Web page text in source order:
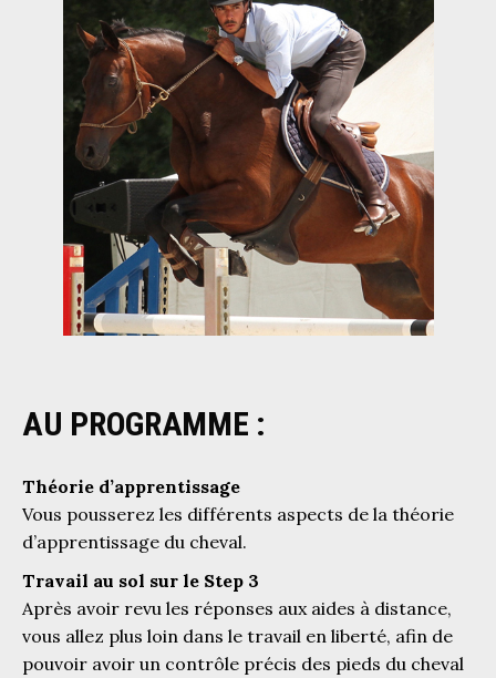
AU PROGRAMME :
Théorie d’apprentissage
Vous pousserez les différents aspects de la théorie
d’apprentissage du cheval.
Travail au sol sur le Step 3
Après avoir revu les réponses aux aides à distance,
vous allez plus loin dans le travail en liberté, afin de
pouvoir avoir un contrôle précis des pieds du cheval